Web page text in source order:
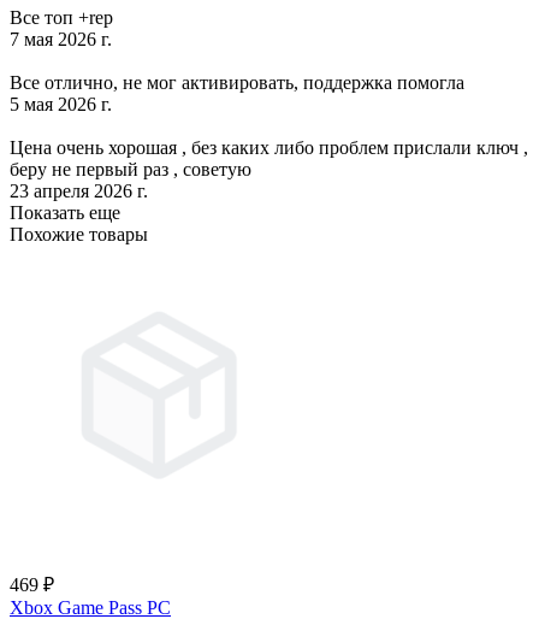
Все топ +rep
7 мая 2026 г.
Все отлично, не мог активировать, поддержка помогла
5 мая 2026 г.
Цена очень хорошая , без каких либо проблем прислали ключ ,
беру не первый раз , советую
23 апреля 2026 г.
Показать еще
Похожие товары
469 ₽
Xbox Game Pass PC